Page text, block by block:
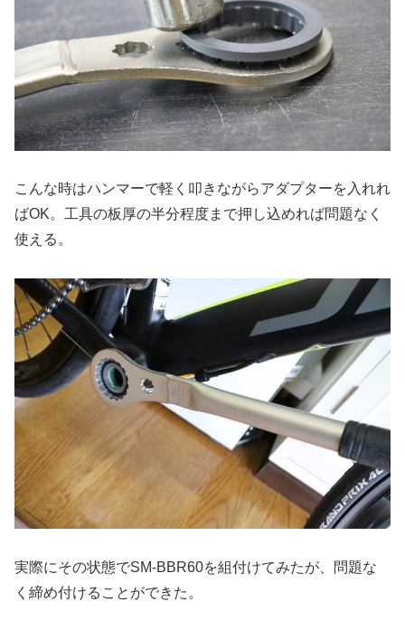
こんな時はハンマーで軽く叩きながらアダプターを入れれ
ばOK。工具の板厚の半分程度まで押し込めれば問題なく
使える。
実際にその状態でSM-BBR60を組付けてみたが、問題な
く締め付けることができた。